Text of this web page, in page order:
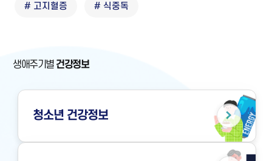
# 고지혈증 # 식중독
생애주기별 건강정보
청소년 건강정보